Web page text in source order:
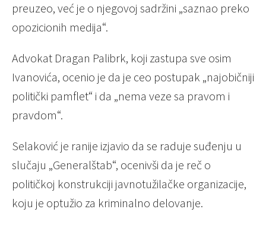
preuzeo, već je o njegovoj sadržini „saznao preko
opozicionih medija“.
Advokat Dragan Palibrk, koji zastupa sve osim
Ivanovića, ocenio je da je ceo postupak „najobičniji
politički pamflet“ i da „nema veze sa pravom i
pravdom“.
Selaković je ranije izjavio da se raduje suđenju u
slučaju „Generalštab“, ocenivši da je reč o
političkoj konstrukciji javnotužilačke organizacije,
koju je optužio za kriminalno delovanje.